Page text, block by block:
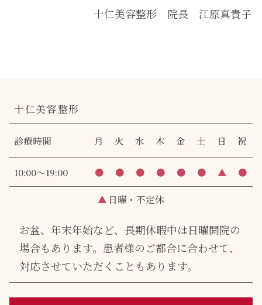
十仁美容整形 院長 江原真貴子
十仁美容整形
診療時間 月 火 水 木 金 土 日 祝
10:00～19:00 ● ● ● ● ● ● ▲ ●
▲ 日曜・不定休
お盆、年末年始など、長期休暇中は日曜開院の
場合もあります。 患者様のご都合に合わせて、
対応させていただくこともあります。